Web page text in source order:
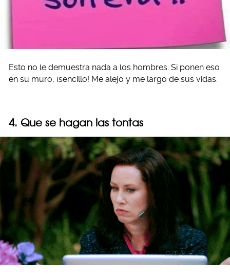
Esto no le demuestra nada a los hombres. Si ponen eso
en su muro, ¡sencillo! Me alejo y me largo de sus vidas.
4. Que se hagan las tontas